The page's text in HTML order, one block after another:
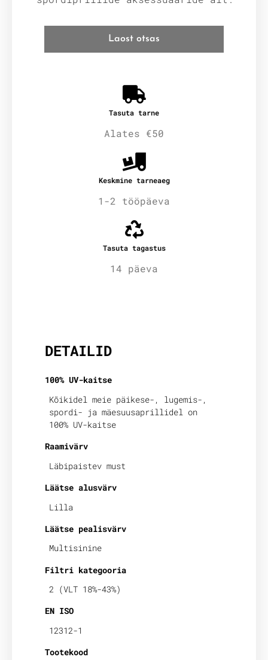
Laost otsas
Tasuta tarne
Alates €50
Keskmine tarneaeg
1-2 tööpäeva
Tasuta tagastus
14 päeva
DETAILID
100% UV-kaitse
Kõikidel meie päikese-, lugemis-,
spordi- ja mäesuusaprillidel on
100% UV-kaitse
Raamivärv
Läbipaistev must
Läätse alusvärv
Lilla
Läätse pealisvärv
Multisinine
Filtri kategooria
2 (VLT 18%-43%)
EN ISO
12312-1
Tootekood